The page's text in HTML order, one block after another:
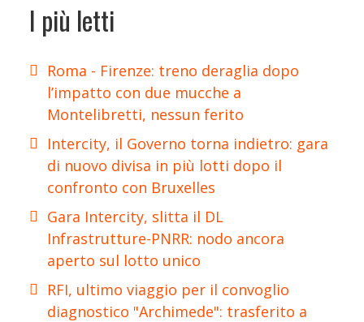
I più letti
Roma - Firenze: treno deraglia dopo
l’impatto con due mucche a
Montelibretti, nessun ferito
Intercity, il Governo torna indietro: gara
di nuovo divisa in più lotti dopo il
confronto con Bruxelles
Gara Intercity, slitta il DL
Infrastrutture-PNRR: nodo ancora
aperto sul lotto unico
RFI, ultimo viaggio per il convoglio
diagnostico "Archimede": trasferito a